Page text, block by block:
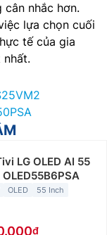
cân nhắc hơn.
lựa chọn cuối
tế của gia
nhất.
LG OLED AI 55
OLED 55 Inch